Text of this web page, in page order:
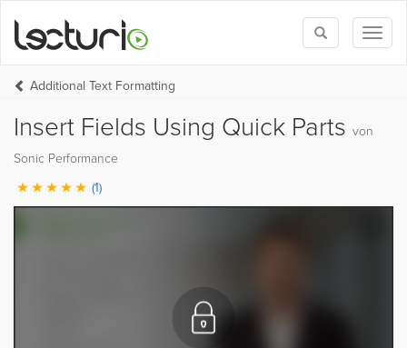
Toggle
search
Additional Text Formatting
Insert Fields Using Quick Parts von
Sonic Performance
(1)